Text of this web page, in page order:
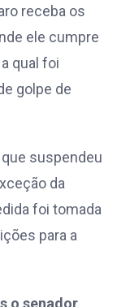
receba os
ele cumpre
qual foi
golpe de
suspendeu
da
foi tomada
para a
o senador